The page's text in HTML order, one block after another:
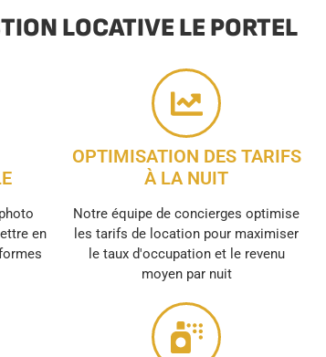
LOCATIVE LE PORTEL
en
OPTIMISATION DES TARIFS
À LA NUIT
Notre équipe de concierges optimise
les tarifs de location pour maximiser
le taux d'occupation et le revenu
moyen par nuit